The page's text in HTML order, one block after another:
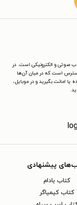
صوتی و الکترونیکی است. در
دسترس است که در میان آن‌ها
یا امانت بگیرید و در موبایل،
پیشنهادی
کتاب بادام
کتاب کیمیاگر